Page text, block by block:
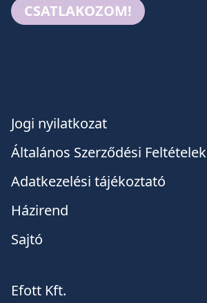
CSATLAKOZOM!
Jogi nyilatkozat
Általános Szerződési Feltételek
Adatkezelési tájékoztató
Házirend
Sajtó
Efott Kft.